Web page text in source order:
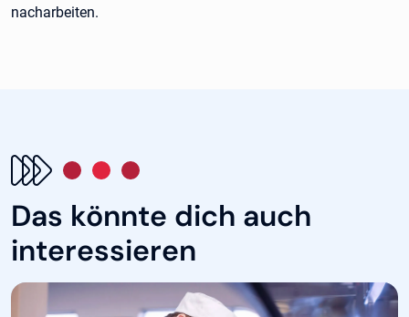
nacharbeiten.
Das könnte dich auch
interessieren